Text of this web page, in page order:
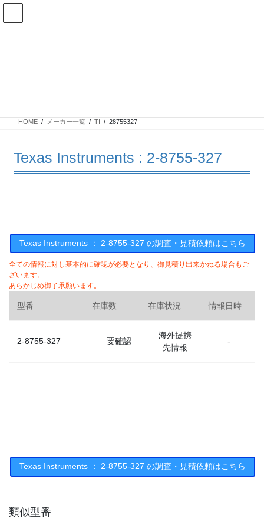
コ
プ
ナ
動
HOME メーカー一覧 TI 28755327
Texas Instruments : 2-8755-327
Texas Instruments ： 2-8755-327 の調査・見積依頼はこちら
全ての情報に対し基本的に確認が必要となり、御見積り出来かねる場合もご
ざいます。
あらかじめ御了承願います。
型番 在庫数 在庫状況 情報日時
2-8755-327 要確認
海外提携
先情報
-
Texas Instruments ： 2-8755-327 の調査・見積依頼はこちら
類似型番